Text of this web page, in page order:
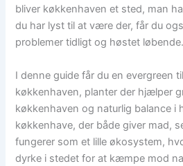
bliver køkkenhaven et sted, man
du har lyst til at være der, får du
problemer tidligt og høstet
I denne guide får du en evergreen
køkkenhaven, planter der hjælper
køkkenhaven og naturlig balance i
køkkenhave, der både giver mad,
fungerer som et lille økosystem,
dyrke i stedet for at kæmpe mod